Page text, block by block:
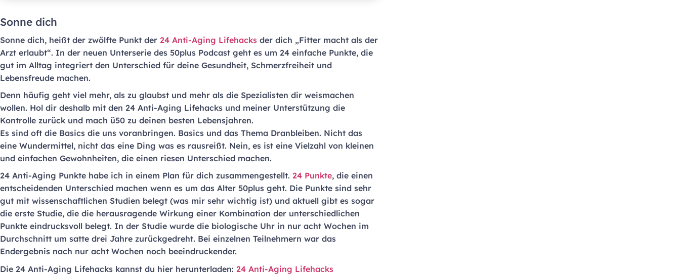
Sonne dich
Sonne dich, heißt der zwölfte Punkt der 24 Anti-Aging Lifehacks der dich „Fitter macht als der
Arzt erlaubt“. In der neuen Unterserie des 50plus Podcast geht es um 24 einfache Punkte, die
gut im Alltag integriert den Unterschied für deine Gesundheit, Schmerzfreiheit und
Lebensfreude machen.
Denn häufig geht viel mehr, als zu glaubst und mehr als die Spezialisten dir weismachen
wollen. Hol dir deshalb mit den 24 Anti-Aging Lifehacks und meiner Unterstützung die
Kontrolle zurück und mach ü50 zu deinen besten Lebensjahren.
Es sind oft die Basics die uns voranbringen. Basics und das Thema Dranbleiben. Nicht das
eine Wundermittel, nicht das eine Ding was es rausreißt. Nein, es ist eine Vielzahl von kleinen
und einfachen Gewohnheiten, die einen riesen Unterschied machen.
24 Anti-Aging Punkte habe ich in einem Plan für dich zusammengestellt. 24 Punkte, die einen
entscheidenden Unterschied machen wenn es um das Alter 50plus geht. Die Punkte sind sehr
gut mit wissenschaftlichen Studien belegt (was mir sehr wichtig ist) und aktuell gibt es sogar
die erste Studie, die die herausragende Wirkung einer Kombination der unterschiedlichen
Punkte eindrucksvoll belegt. In der Studie wurde die biologische Uhr in nur acht Wochen im
Durchschnitt um satte drei Jahre zurückgedreht. Bei einzelnen Teilnehmern war das
Endergebnis nach nur acht Wochen noch beeindruckender.
Die 24 Anti-Aging Lifehacks kannst du hier herunterladen: 24 Anti-Aging Lifehacks